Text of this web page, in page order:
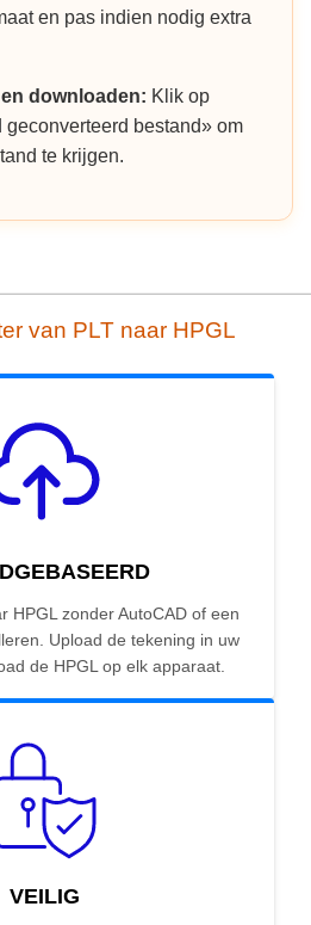
en pas indien nodig extra
downloaden: Klik op
geconverteerd bestand» om
te krijgen.
van PLT naar HPGL
HPGL zonder AutoCAD of een
Upload de tekening in uw
de HPGL op elk apparaat.
VEILIG